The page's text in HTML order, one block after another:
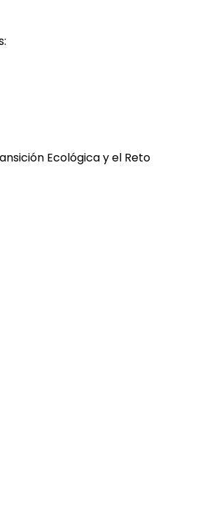
Ecológica y el Reto